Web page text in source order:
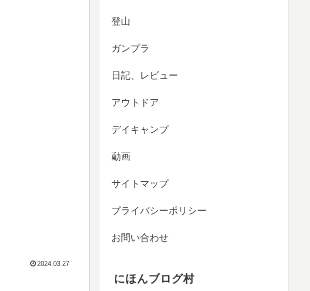
2024.03.27
登山
ガンプラ
日記、レビュー
アウトドア
デイキャンプ
動画
サイトマップ
プライバシーポリシー
お問い合わせ
にほんブログ村